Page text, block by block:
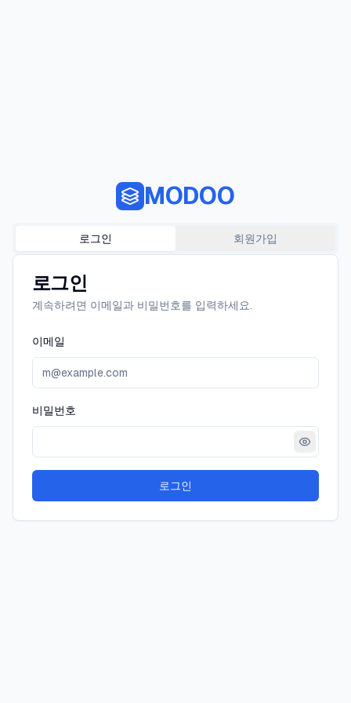
MODOO
로그인 회원가입
로그인
계속하려면 이메일과 비밀번호를 입력하세요.
이메일
비밀번호
로그인